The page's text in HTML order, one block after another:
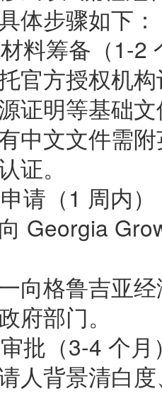
体步骤如下：
料筹备（1-2
官方授权机
证明等基础
中文文件需
证。
请（1 周内）
Georgia
向格鲁吉亚
府部门。
批（3-4 个月
人背景清白